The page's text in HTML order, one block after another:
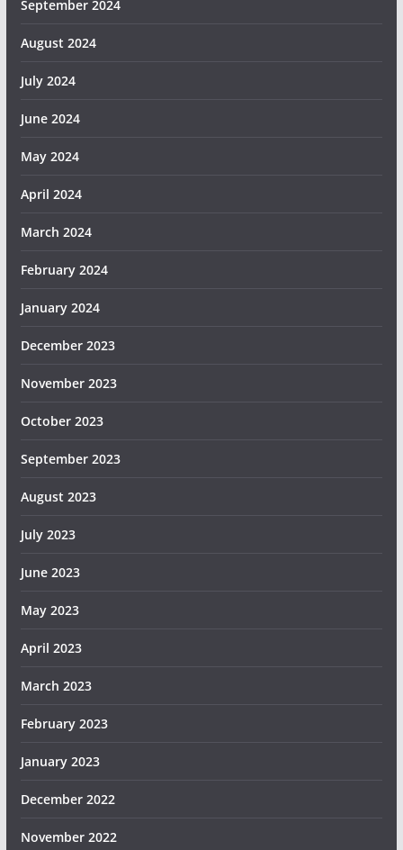
September 2024
August 2024
July 2024
June 2024
May 2024
April 2024
March 2024
February 2024
January 2024
December 2023
November 2023
October 2023
September 2023
August 2023
July 2023
June 2023
May 2023
April 2023
March 2023
February 2023
January 2023
December 2022
November 2022